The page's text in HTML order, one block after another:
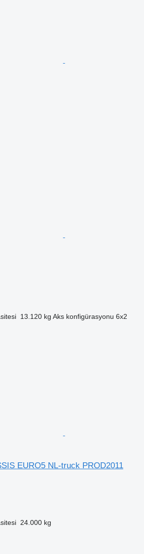
13.120 kg Aks konfigürasyonu 6x2
EURO5 NL-truck PROD2011
24.000 kg